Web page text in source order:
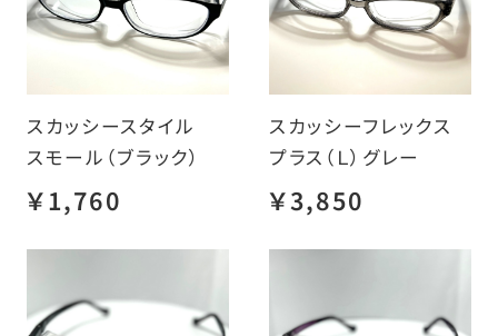
スカッシースタイル
スモール（ブラック）
￥1,760
スカッシーフレックス
プラス（Ｌ）グレー
￥3,850